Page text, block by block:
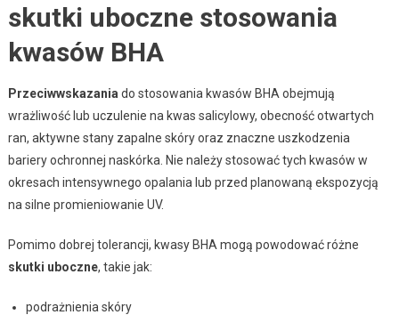
skutki uboczne stosowania
kwasów BHA
Przeciwwskazania do stosowania kwasów BHA obejmują
wrażliwość lub uczulenie na kwas salicylowy, obecność otwartych
ran, aktywne stany zapalne skóry oraz znaczne uszkodzenia
bariery ochronnej naskórka. Nie należy stosować tych kwasów w
okresach intensywnego opalania lub przed planowaną ekspozycją
na silne promieniowanie UV.
Pomimo dobrej tolerancji, kwasy BHA mogą powodować różne
skutki uboczne, takie jak:
podrażnienia skóry